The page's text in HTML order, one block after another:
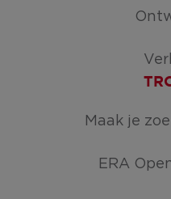
Maak je
ERA